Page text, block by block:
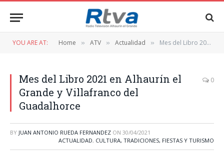
YOU ARE AT: Home » ATV » Actualidad » Mes del Libro 2021 en Alhaurín el Grande y Villafranco del Guadalhorce
Mes del Libro 2021 en Alhaurín el
Grande y Villafranco del
Guadalhorce
0
BY JUAN ANTONIO RUEDA FERNANDEZ ON 30/04/2021
ACTUALIDAD, CULTURA, TRADICIONES, FIESTAS Y TURISMO